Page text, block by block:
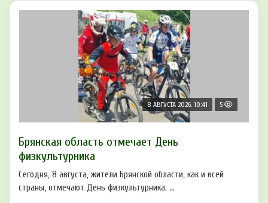
8 АВГУСТА 2026, 10:41 5
Брянская область отмечает День
физкультурника
Сегодня, 8 августа, жители Брянской области, как и всей
страны, отмечают День физкультурника. ...